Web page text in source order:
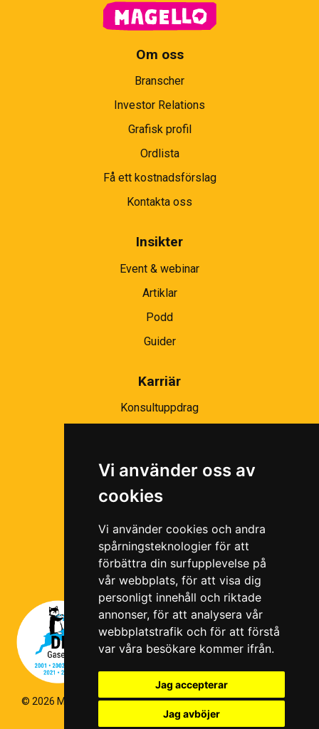
Vi använder oss av
cookies
Vi använder cookies och andra
spårningsteknologier för att
förbättra din surfupplevelse på
vår webbplats, för att visa dig
personligt innehåll och riktade
annonser, för att analysera vår
webbplatstrafik och för att förstå
var våra besökare kommer ifrån.
Jag accepterar
Jag avböjer
Om oss
Branscher
Investor Relations
Grafisk profil
Ordlista
Få ett kostnadsförslag
Kontakta oss
Insikter
Event & webinar
Artiklar
Podd
Guider
Karriär
Konsultuppdrag
Ramavtal
© 2026 Magello |Cookiepolicy|Hantering av personuppgifter
Kvalitets- och miljöpolicy|Visselblås